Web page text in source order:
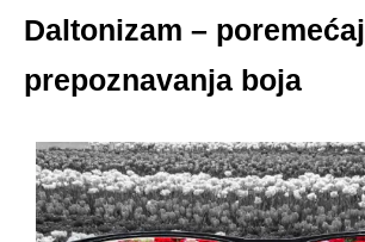
Daltonizam – poremećaj
prepoznavanja boja